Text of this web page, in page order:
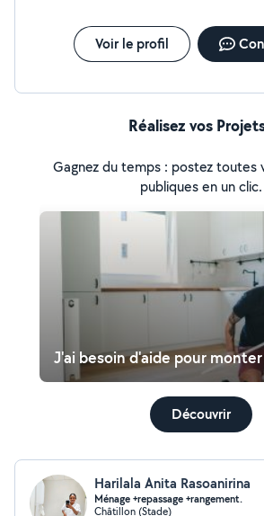
Voir le profil
Réalisez vos
Gagnez du temps : postez toutes
publiques en un clic.
J'ai besoin d'aide pour
Découvrir
Harilala Anita Rasoanirina
Ménage +repassage +rangement.
Châtillon (Stade)